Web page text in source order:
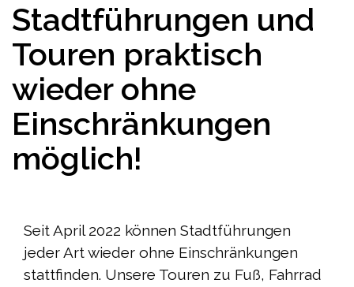
Stadtführungen und
Touren praktisch
wieder ohne
Einschränkungen
möglich!
Seit April 2022 können Stadtführungen
jeder Art wieder ohne Einschränkungen
stattfinden. Unsere Touren zu Fuß, Fahrrad